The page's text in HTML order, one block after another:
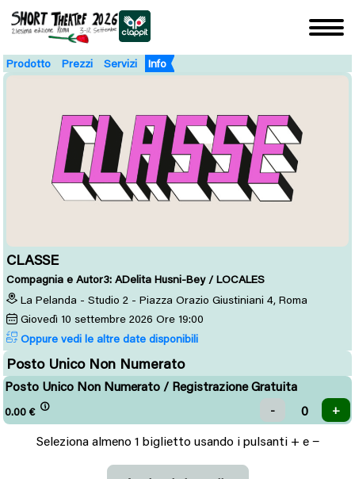
Prodotto Prezzi Servizi Info
CLASSE
Compagnia e Autor3: ADelita Husni-Bey / LOCALES
La Pelanda - Studio 2 - Piazza Orazio Giustiniani 4, Roma
Giovedì 10 settembre 2026 Ore 19:00
Oppure vedi le altre date disponibili
Posto Unico Non Numerato
Posto Unico Non Numerato / Registrazione Gratuita
0.00 €
Seleziona almeno 1 biglietto usando i pulsanti + e −